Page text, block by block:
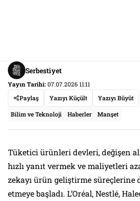
Serbestiyet
Yayın Tarihi:07.07.2026 11:11
Paylaş
Yazıyı Küçült Yazıyı Büyüt
Bilim ve Teknoloji Haberler Manşet
Tüketici ürünleri devleri, değişen
hızlı yanıt vermek ve maliyetleri
zekayı ürün geliştirme süreçlerine
etmeye başladı. L’Oréal, Nestlé,